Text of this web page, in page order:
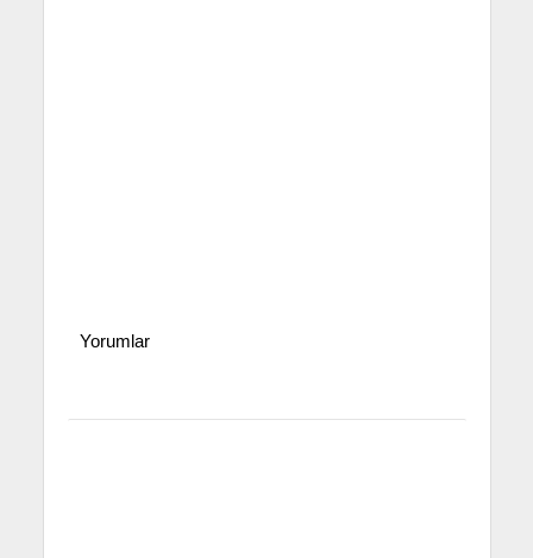
Yorumlar